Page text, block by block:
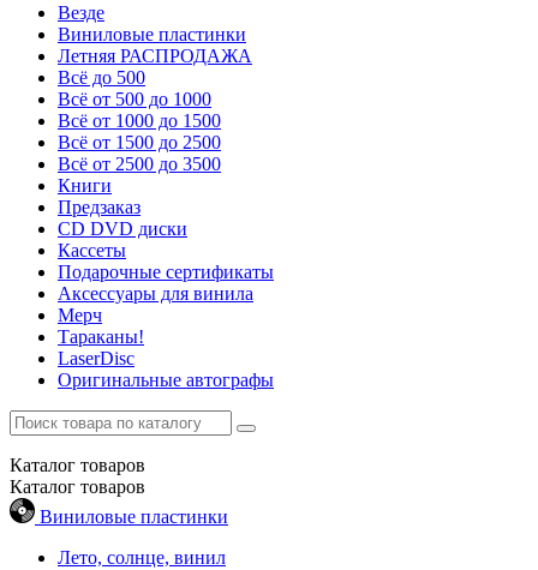
Везде
Виниловые пластинки
Летняя РАСПРОДАЖА
Всё до 500
Всё от 500 до 1000
Всё от 1000 до 1500
Всё от 1500 до 2500
Всё от 2500 до 3500
Книги
Предзаказ
CD DVD диски
Кассеты
Подарочные сертификаты
Аксессуары для винила
Мерч
Тараканы!
LaserDisc
Оригинальные автографы
Каталог товаров
Каталог товаров
Виниловые пластинки
Лето, солнце, винил